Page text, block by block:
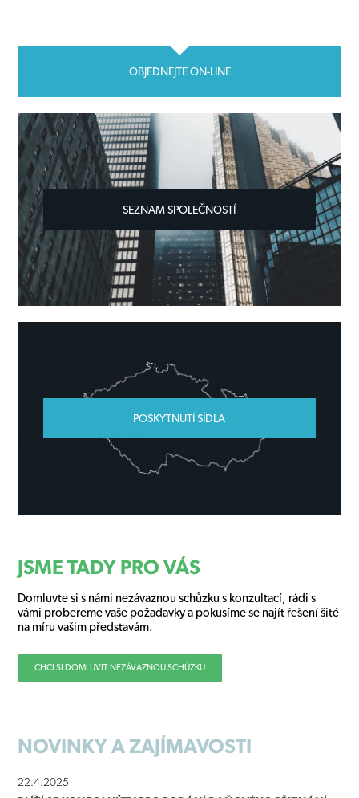
OBJEDNEJTE ON-LINE
SEZNAM SPOLEČNOSTÍ
POSKYTNUTÍ SÍDLA
JSME TADY PRO VÁS
Domluvte si s námi nezávaznou schůzku s konzultací, rádi s
vámi probereme vaše požadavky a pokusíme se najít řešení šité
na míru vašim představám.
CHCI SI DOMLUVIT NEZÁVAZNOU SCHŮZKU
NOVINKYA ZAJÍMAVOSTI
22.4.2025